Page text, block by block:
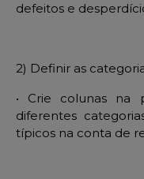
defeitos e desperd
2) Definir as
• Crie colunas na
diferentes
típicos na conta de